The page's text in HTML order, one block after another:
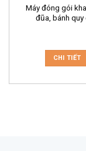
Máy đóng gói
đũa, bánh quy
CHI TIẾT